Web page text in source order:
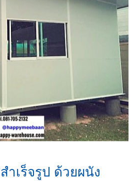
ำเร็จรูป ด้วยผนัง